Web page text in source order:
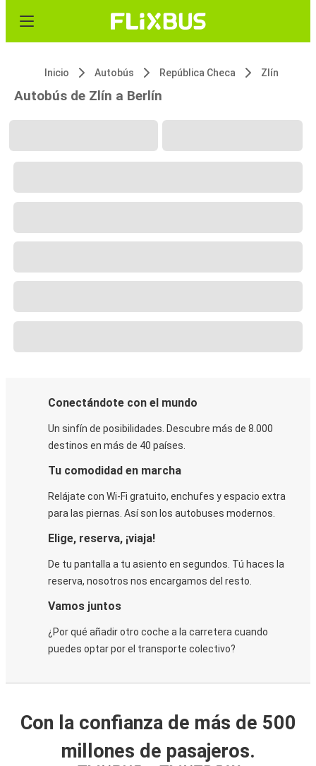
Inicio Autobús República Checa Zlín
Autobús de Zlín a Berlín
Conectándote con el mundo
Un sinfín de posibilidades. Descubre más de 8.000
destinos en más de 40 países.
Tu comodidad en marcha
Relájate con Wi-Fi gratuito, enchufes y espacio extra
para las piernas. Así son los autobuses modernos.
Elige, reserva, ¡viaja!
De tu pantalla a tu asiento en segundos. Tú haces la
reserva, nosotros nos encargamos del resto.
Vamos juntos
¿Por qué añadir otro coche a la carretera cuando
puedes optar por el transporte colectivo?
Con la confianza de más de 500
millones de pasajeros.